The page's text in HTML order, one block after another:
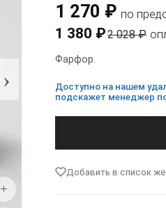
›
+
1 270 ₽ по
1 380 ₽2 028 ₽
Фарфор.
Доступно на нашем
подскажет менеджер
Добавить в список